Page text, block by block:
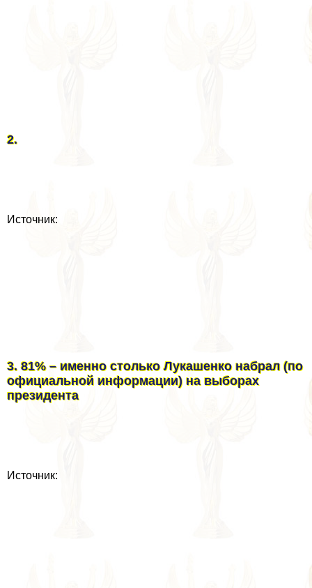
2.
Источник:
3. 81% – именно столько Лукашенко набрал (по
официальной информации) на выборах
президента
Источник: